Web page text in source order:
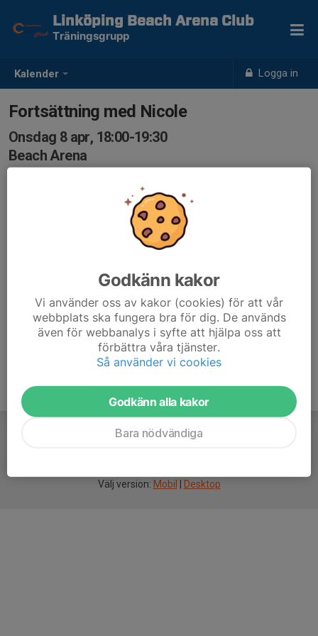
Kalender Logga in
Linköping Beach Arena Club
Träningsgrupp
Fortsättning med Nicole
Onsdag 8 apr, 18:00-19:30
Beach Arena
Välj version: Mobil Desktop
Godkänn kakor
Vi använder oss av kakor (cookies) för att vår
webbplats ska fungera bra för dig. De används
även för webbanalys i syfte att hjälpa oss att
förbättra våra tjänster.
Så använder vi cookies
Godkänn alla kakor
Bara nödvändiga